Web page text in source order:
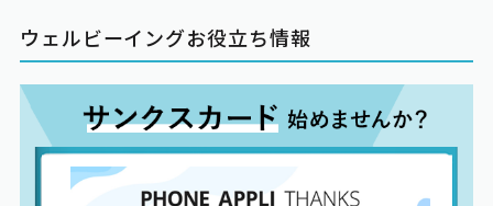
ウェルビーイングお役立ち情報